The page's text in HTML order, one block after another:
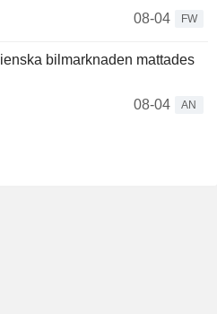
08-04
FW
bilmarknaden mattades
08-04
AN